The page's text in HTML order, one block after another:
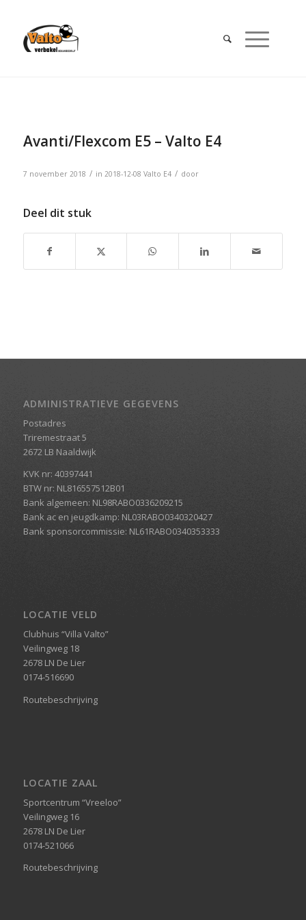
Avanti/Flexcom E5 – Valto E4
7 november 2018 / in 2018-12-08 Valto E4 / door
Deel dit stuk
ADMINISTRATIEVE GEGEVENS
Postadres
Triremestraat 5
2672 LB Naaldwijk
KVK nr: 40397441
BTW nr: NL816557512B01
Bank algemeen: NL98RABO0336209215
Bank ac en jeugdkamp: NL03RABO0340320427
Bank sponsorcommissie: NL61RABO0340353333
LOCATIE VELD
Clubhuis “Villa Valto”
Veilingweg 18
2678 LN De Lier
0174-516690
Routebeschrijving
LOCATIE ZAAL
Sportcentrum “Vreeloo”
Veilingweg 16
2678 LN De Lier
0174-521066
Routebeschrijving